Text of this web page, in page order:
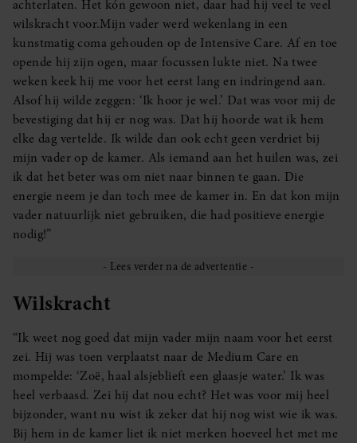
achterlaten. Het kón gewoon niet, daar had hij veel te veel
wilskracht voor.Mijn vader werd wekenlang in een
kunstmatig coma gehouden op de Intensive Care. Af en toe
opende hij zijn ogen, maar focussen lukte niet. Na twee
weken keek hij me voor het eerst lang en indringend aan.
Alsof hij wilde zeggen: ‘Ik hoor je wel.’ Dat was voor mij de
bevestiging dat hij er nog was. Dat hij hoorde wat ik hem
elke dag vertelde. Ik wilde dan ook echt geen verdriet bij
mijn vader op de kamer. Als iemand aan het huilen was, zei
ik dat het beter was om niet naar binnen te gaan. Die
energie neem je dan toch mee de kamer in. En dat kon mijn
vader natuurlijk niet gebruiken, die had positieve energie
nodig!”
Wilskracht
“Ik weet nog goed dat mijn vader mijn naam voor het eerst
zei. Hij was toen verplaatst naar de Medium Care en
mompelde: ‘Zoë, haal alsjeblieft een glaasje water.’ Ik was
heel verbaasd. Zei hij dat nou echt? Het was voor mij heel
bijzonder, want nu wist ik zeker dat hij nog wist wie ik was.
Bij hem in de kamer liet ik niet merken hoeveel het met me